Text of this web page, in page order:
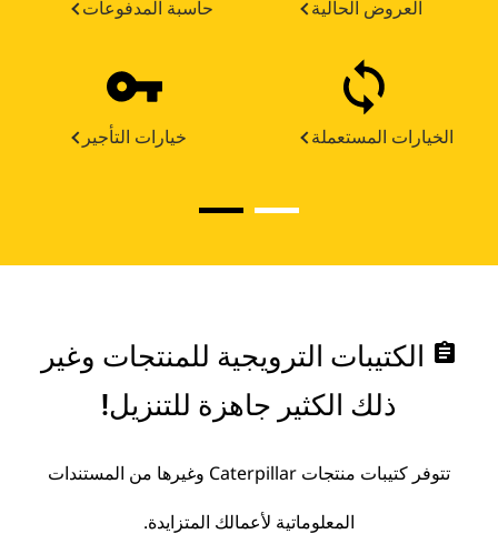
حاسبة المدفوعات العروض الحالية
خيارات التأجير الخيارات المستعملة
assignment الكتيبات الترويجية للمنتجات وغير
ذلك الكثير جاهزة للتنزيل!
تتوفر كتيبات منتجات Caterpillar وغيرها من المستندات
المعلوماتية لأعمالك المتزايدة.